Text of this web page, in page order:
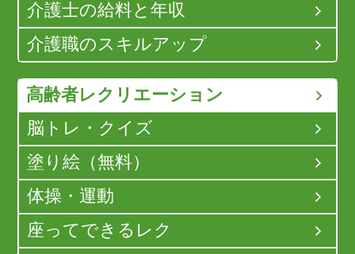
介護士の給料と年収
介護職のスキルアップ
高齢者レクリエーション
脳トレ・クイズ
塗り絵（無料）
体操・運動
座ってできるレク